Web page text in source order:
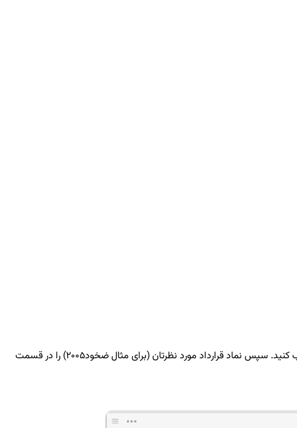
برای شروع به معامله ابتدا در قسمت زنجیره قراردادها یا دیده‌بان وبسایت آپشن‌باز از بین قراردادها ی موجود، قرارداد مورد نظر خود را انتخاب کنید. سپس نماد قرارداد مورد نظرتان (برای مثال ضخود2005) را در قسمت